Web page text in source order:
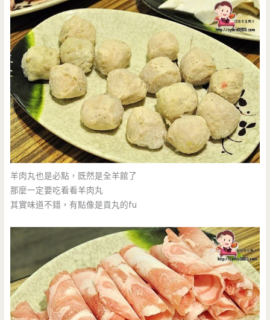
羊肉丸也是必點，既然是全羊館了
那麼一定要吃看看羊肉丸
其實味道不錯，有點像是貢丸的fu